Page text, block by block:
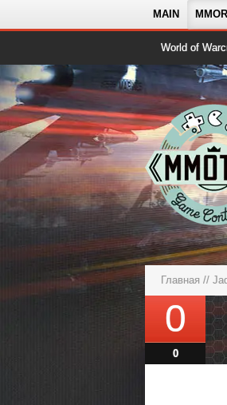
MAIN
World of
Главная //
0
0